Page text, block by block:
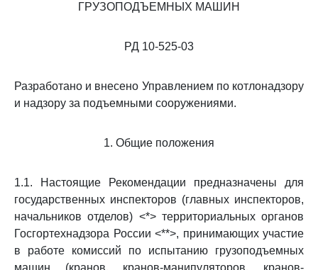
ГРУЗОПОДЪЕМНЫХ МАШИН
РД 10-525-03
Разработано и внесено Управлением по котлонадзору
и надзору за подъемными сооружениями.
1. Общие положения
1.1. Настоящие Рекомендации предназначены для
государственных инспекторов (главных инспекторов,
начальников отделов) <*> территориальных органов
Госгортехнадзора России <**>, принимающих участие
в работе комиссий по испытанию грузоподъемных
машин (кранов, кранов-манипуляторов, кранов-